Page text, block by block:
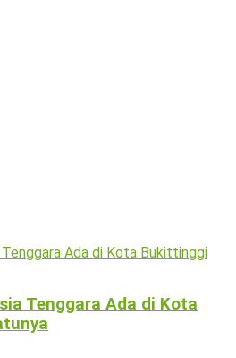
Tenggara Ada di Kota